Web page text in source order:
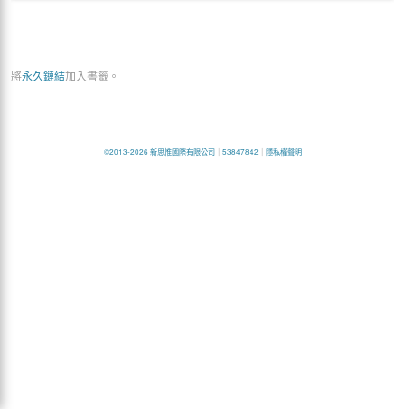
將永久鏈結加入書籤。
©2013-2026 新思惟國際有限公司｜ 53847842 ｜ 隱私權聲明